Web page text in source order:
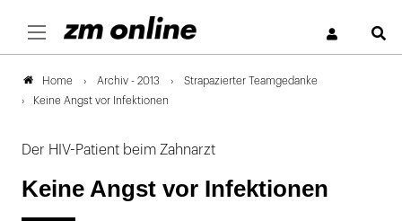
Home Archiv - 2013
Strapazierter Teamgedanke
Keine Angst vor Infektionen
Der HIV-Patient beim Zahnarzt
Keine Angst vor Infektionen